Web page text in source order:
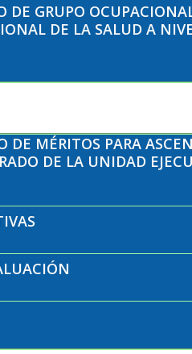
DE GRUPO
DE LA SALUD A
DE MÉRITOS PARA
DE LA UNIDAD